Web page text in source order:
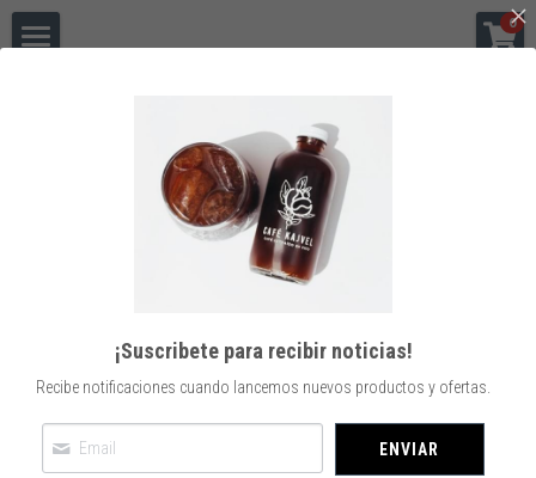
0
¿Quiénes somos?
¿Cómo suscribirte?
Volver
×
CATEGORÍAS DE LA TIENDA
¡Suscribete para recibir noticias!
Recibe notificaciones cuando lancemos nuevos productos y ofertas.
ENVIAR